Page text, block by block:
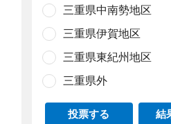
三重県中南勢地区
三重県伊賀地区
三重県東紀州地区
三重県外
投票する 結